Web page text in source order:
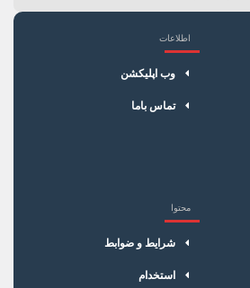
اطلاعات
وب اپلیکشن
تماس باما
محتوا
شرایط و ضوابط
استخدام